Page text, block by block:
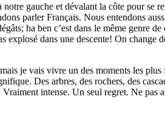
gauche et dévalant la côte pour se
parler Français. Nous entendons
ha ben c’est dans le même genre
explosé dans une descente! On
je vais vivre un des moments les
Des arbres, des rochers, des
intense. Un seul regret. Ne pas